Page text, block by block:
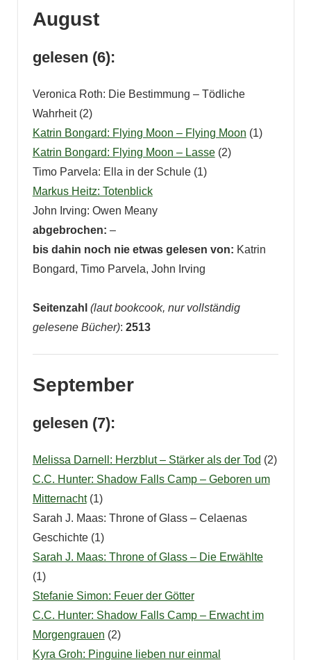
August
gelesen (6):
Veronica Roth: Die Bestimmung – Tödliche
Wahrheit (2)
Katrin Bongard: Flying Moon – Flying Moon (1)
Katrin Bongard: Flying Moon – Lasse(2)
Timo Parvela: Ella in der Schule (1)
Markus Heitz: Totenblick
John Irving: Owen Meany
abgebrochen: –
bis dahin noch nie etwas gelesen von: Katrin
Bongard, Timo Parvela, John Irving
Seitenzahl (laut bookcook, nur vollständig
gelesene Bücher): 2513
September
gelesen (7):
Melissa Darnell: Herzblut – Stärker als der Tod (2)
C.C. Hunter: Shadow Falls Camp – Geboren um
Mitternacht(1)
Sarah J. Maas: Throne of Glass – Celaenas
Geschichte (1)
Sarah J. Maas: Throne of Glass – Die Erwählte
(1)
Stefanie Simon: Feuer der Götter
C.C. Hunter: Shadow Falls Camp – Erwacht im
Morgengrauen (2)
Kyra Groh: Pinguine lieben nur einmal